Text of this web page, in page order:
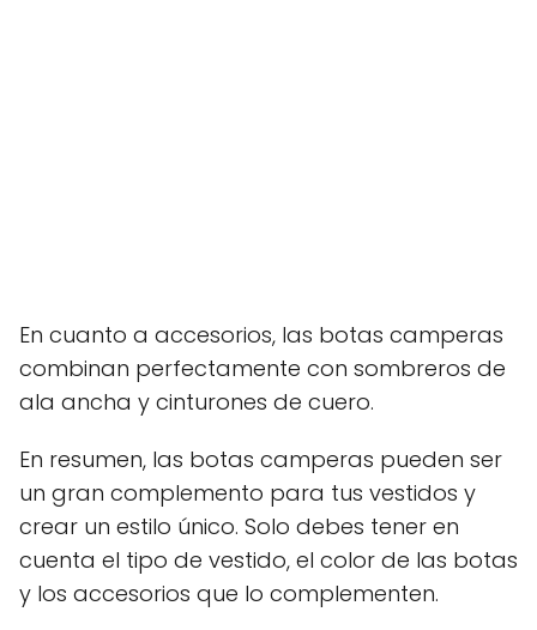
En cuanto a accesorios, las botas camperas
combinan perfectamente con sombreros de
ala ancha y cinturones de cuero.
En resumen, las botas camperas pueden ser
un gran complemento para tus vestidos y
crear un estilo único. Solo debes tener en
cuenta el tipo de vestido, el color de las botas
y los accesorios que lo complementen.